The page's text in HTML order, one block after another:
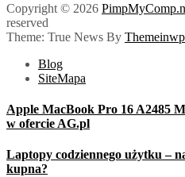
Copyright © 2026
reserved
Theme: True News By
Blog
SiteMapa
Apple MacBook Pro 16 A2485
w ofercie AG.pl
Laptopy codziennego użytku –
kupna?